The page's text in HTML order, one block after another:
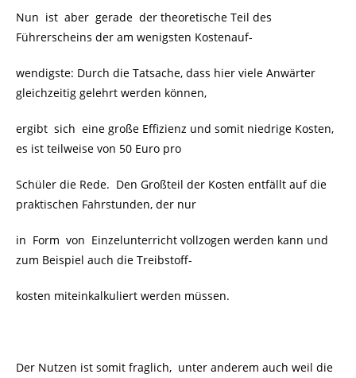
Nun ist aber gerade der theoretische Teil des
Führerscheins der am wenigsten Kostenauf-
wendigste: Durch die Tatsache, dass hier viele Anwärter
gleichzeitig gelehrt werden können,
ergibt sich eine große Effizienz und somit niedrige Kosten,
es ist teilweise von 50 Euro pro
Schüler die Rede. Den Großteil der Kosten entfällt auf die
praktischen Fahrstunden, der nur
in Form von Einzelunterricht vollzogen werden kann und
zum Beispiel auch die Treibstoff-
kosten miteinkalkuliert werden müssen.
Der Nutzen ist somit fraglich, unter anderem auch weil die